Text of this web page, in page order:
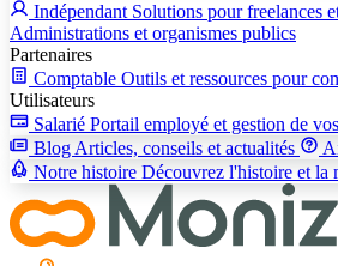
Indépendant Solutions pour freelances
Administrations et organismes publics
Partenaires
Comptable Outils et ressources pour
Utilisateurs
Salarié Portail employé et gestion de
Blog Articles, conseils et actualités
Notre histoire Découvrez l'histoire et la